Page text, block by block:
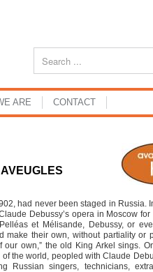
ARE CONTACT
had never been staged in Russia.
Debussy’s opera in Moscow for
et Mélisande, Debussy, or
their own, without partiality or
own,” the old King Arkel sings.
the world, peopled with Claude
Russian singers, technicians,